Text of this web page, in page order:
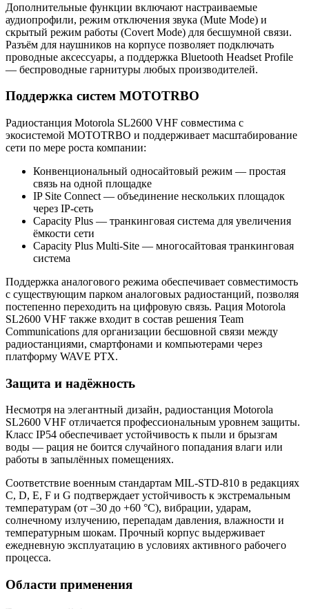
Дополнительные функции включают настраиваемые
аудиопрофили, режим отключения звука (Mute Mode) и
скрытый режим работы (Covert Mode) для бесшумной связи.
Разъём для наушников на корпусе позволяет подключать
проводные аксессуары, а поддержка Bluetooth Headset Profile
— беспроводные гарнитуры любых производителей.
Поддержка систем MOTOTRBO
Радиостанция Motorola SL2600 VHF совместима с
экосистемой MOTOTRBO и поддерживает масштабирование
сети по мере роста компании:
Конвенциональный односайтовый режим — простая
связь на одной площадке
IP Site Connect — объединение нескольких площадок
через IP-сеть
Capacity Plus — транкинговая система для увеличения
ёмкости сети
Capacity Plus Multi-Site — многосайтовая транкинговая
система
Поддержка аналогового режима обеспечивает совместимость
с существующим парком аналоговых радиостанций, позволяя
постепенно переходить на цифровую связь. Рация Motorola
SL2600 VHF также входит в состав решения Team
Communications для организации бесшовной связи между
радиостанциями, смартфонами и компьютерами через
платформу WAVE PTX.
Защита и надёжность
Несмотря на элегантный дизайн, радиостанция Motorola
SL2600 VHF отличается профессиональным уровнем защиты.
Класс IP54 обеспечивает устойчивость к пыли и брызгам
воды — рация не боится случайного попадания влаги или
работы в запылённых помещениях.
Соответствие военным стандартам MIL-STD-810 в редакциях
C, D, E, F и G подтверждает устойчивость к экстремальным
температурам (от –30 до +60 °C), вибрации, ударам,
солнечному излучению, перепадам давления, влажности и
температурным шокам. Прочный корпус выдерживает
ежедневную эксплуатацию в условиях активного рабочего
процесса.
Области применения